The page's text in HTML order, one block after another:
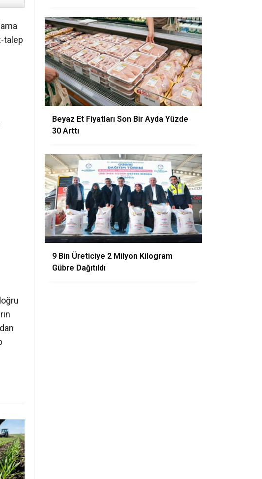
talep
Beyaz Et Fiyatları Son Bir Ayda Yüzde
30 Arttı
9 Bin Üreticiye 2 Milyon Kilogram
Gübre Dağıtıldı